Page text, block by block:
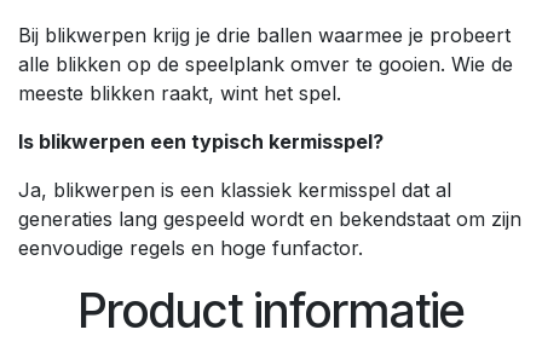
Bij blikwerpen krijg je drie ballen waarmee je probeert
alle blikken op de speelplank omver te gooien. Wie de
meeste blikken raakt, wint het spel.
Is blikwerpen een typisch kermisspel?
Ja, blikwerpen is een klassiek kermisspel dat al
generaties lang gespeeld wordt en bekendstaat om zijn
eenvoudige regels en hoge funfactor.
Product informatie